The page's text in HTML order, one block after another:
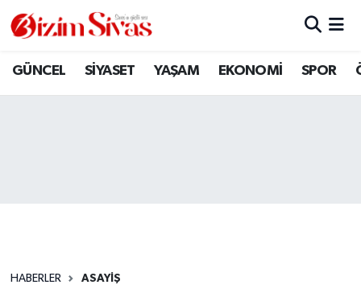
GÜNCEL SİYASET YAŞAM EKONOMİ SPOR
HABERLER ASAYİŞ
ARAMIZDAN AYRILANLAR
Sivas Nöbetçi Eczaneler